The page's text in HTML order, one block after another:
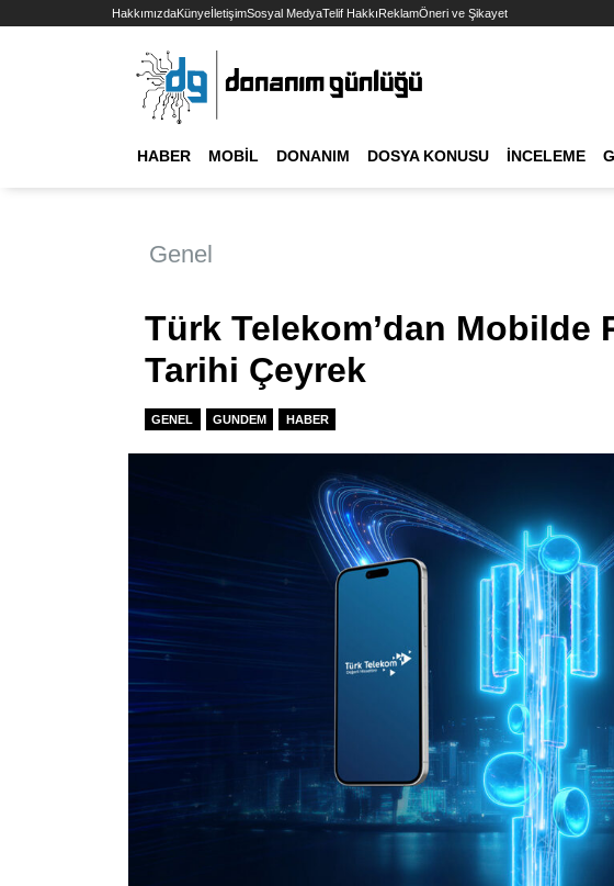
HakkımızdaKünyeİletişimSosyal MedyaTelif HakkıReklamÖneri ve Şikayet
HABER MOBIL DONANIM DOSYA KONUSU İNCELEME
Genel
Türk Telekom’dan Mobilde
Tarihi Çeyrek
GENEL GUNDEM HABER